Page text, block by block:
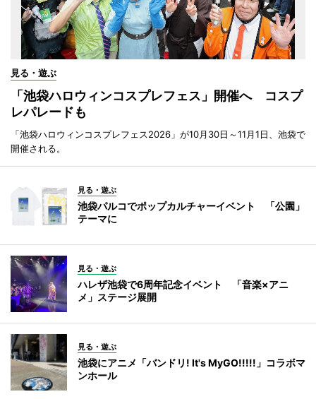
見る・遊ぶ
「池袋ハロウィンコスプレフェス」開催へ コスプ
レパレードも
「池袋ハロウィンコスプレフェス2026」が10月30日～11月1日、池袋で
開催される。
見る・遊ぶ
池袋パルコでポップカルチャーイベント 「公園」
テーマに
見る・遊ぶ
ハレザ池袋で6周年記念イベント 「音楽×アニ
メ」ステージ展開
見る・遊ぶ
池袋にアニメ「バンドリ! It's MyGO!!!!!」コラボマ
ンホール